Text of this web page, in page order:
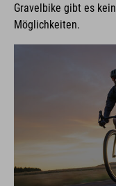
Gravelbike gibt es
Möglichkeiten.